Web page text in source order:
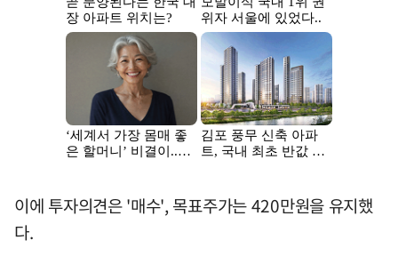
이에 투자의견은 '매수', 목표주가는 420만원을 유지했
다.